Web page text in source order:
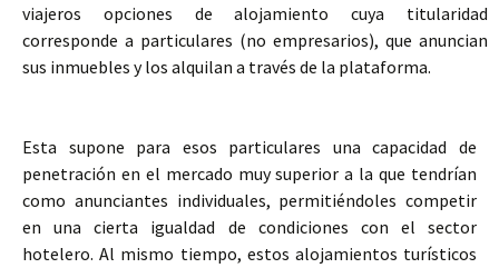
viajeros opciones de alojamiento cuya titularidad
corresponde a particulares (no empresarios), que anuncian
sus inmuebles y los alquilan a través de la plataforma.
Esta supone para esos particulares una capacidad de
penetración en el mercado muy superior a la que tendrían
como anunciantes individuales, permitiéndoles competir
en una cierta igualdad de condiciones con el sector
hotelero. Al mismo tiempo, estos alojamientos turísticos